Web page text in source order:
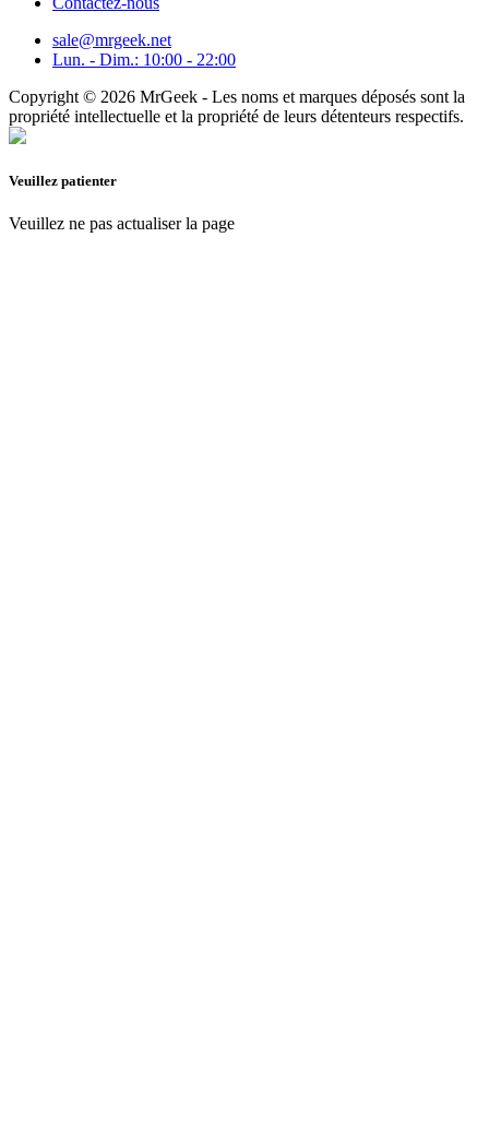
sale@mrgeek.net
Lun. - Dim.: 10:00 - 22:00
Copyright © 2026 MrGeek - Les noms et marques déposés sont la
propriété intellectuelle et la propriété de leurs détenteurs respectifs.
Veuillez patienter
Veuillez ne pas actualiser la page